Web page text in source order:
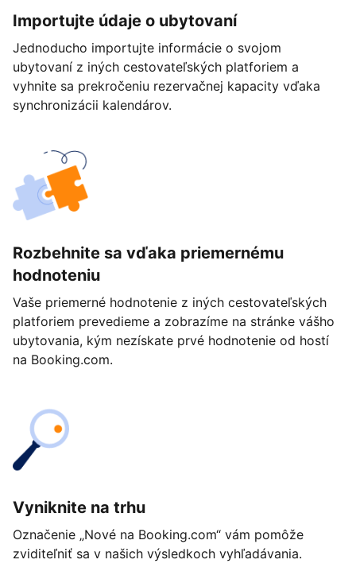
Importujte údaje o ubytovaní
Jednoducho importujte informácie o svojom
ubytovaní z iných cestovateľských platforiem a
vyhnite sa prekročeniu rezervačnej kapacity vďaka
synchronizácii kalendárov.
Rozbehnite sa vďaka priemernému
hodnoteniu
Vaše priemerné hodnotenie z iných cestovateľských
platforiem prevedieme a zobrazíme na stránke vášho
ubytovania, kým nezískate prvé hodnotenie od hostí
na Booking.com.
Vyniknite na trhu
Označenie „Nové na Booking.com“ vám pomôže
zviditeľniť sa v našich výsledkoch vyhľadávania.